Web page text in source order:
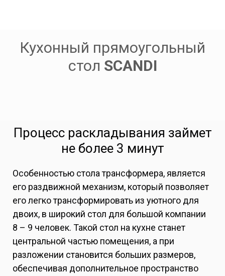
Кухонный прямоугольный
стол SCANDI
Процесс раскладывания займет
не более 3 минут
Особенностью стола трансформера, является
его раздвижной механизм, который позволяет
его легко трансформировать из уютного для
двоих, в широкий стол для большой компании
8 – 9 человек. Такой стол на кухне станет
центральной частью помещения, а при
разложении становится больших размеров,
обеспечивая дополнительное пространство